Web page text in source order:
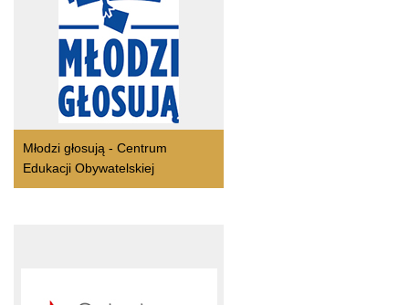
Młodzi głosują - Centrum
Edukacji Obywatelskiej